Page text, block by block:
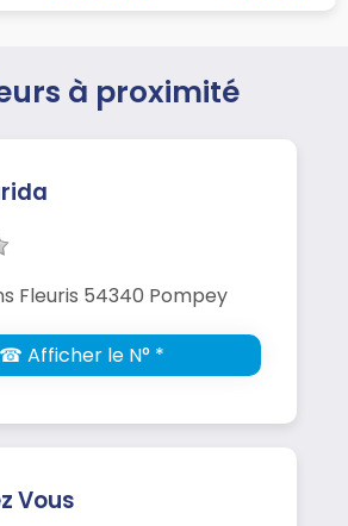
à proximité
Fleuris 54340 Pompey
☎ Afficher le N° *
Vous